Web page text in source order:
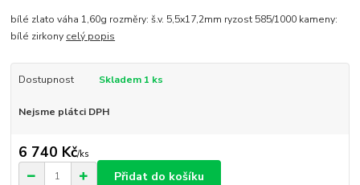
bílé zlato váha 1,60g rozměry: š.v. 5,5x17,2mm ryzost 585/1000 kameny:
bílé zirkony celý popis
Dostupnost Skladem 1 ks
Nejsme plátci DPH
6 740 Kč/ks
Přidat do košíku